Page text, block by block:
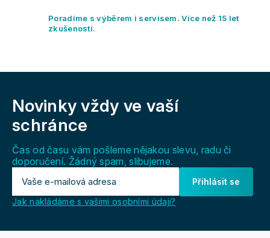
y
s
Poradíme s výběrem i servisem. Více než 15 let
zkušeností.
Novinky vždy ve vaší
schránce
Čas od času vám pošleme nějakou slevu, radu či
doporučení. Žádný spam, slibujeme.
Přihlásit se
Jak nakládáme s vašimi osobními údaji?